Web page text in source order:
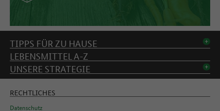
Inhaltsverzeichnis
TIPPS FÜR ZU HAUSE
LEBENSMITTEL A-Z
UNSERE STRATEGIE
RECHTLICHES
Datenschutz